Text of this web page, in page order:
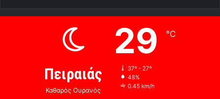
Πειραιάς
Καθαρός Ουρανός
29 ℃
37º - 27º
48%
0.45 km/h